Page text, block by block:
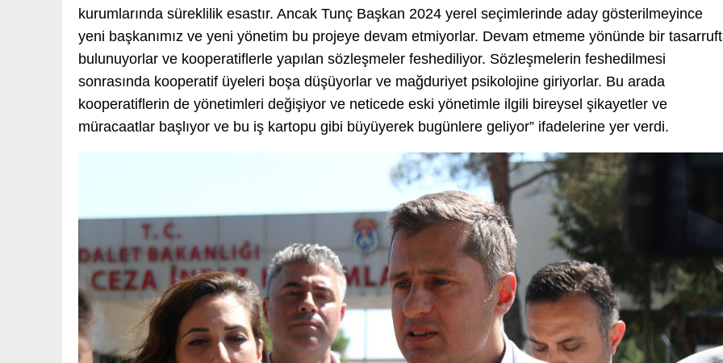
kurumlarında süreklilik esastır. Ancak Tunç Başkan 2024 yerel seçimlerinde aday gösterilmeyince
yeni başkanımız ve yeni yönetim bu projeye devam etmiyorlar. Devam etmeme yönünde bir
bulunuyorlar ve kooperatiflerle yapılan sözleşmeler feshediliyor. Sözleşmelerin feshedilmesi
sonrasında kooperatif üyeleri boşa düşüyorlar ve mağduriyet psikolojine giriyorlar. Bu arada
kooperatiflerin de yönetimleri değişiyor ve neticede eski yönetimle ilgili bireysel şikayetler ve
müracaatlar başlıyor ve bu iş kartopu gibi büyüyerek bugünlere geliyor” ifadelerine yer verdi.